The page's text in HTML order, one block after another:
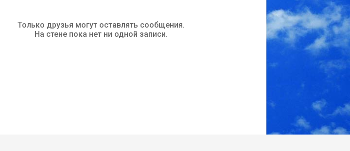
Только друзья могут оставлять сообщения.
На стене пока нет ни одной записи.